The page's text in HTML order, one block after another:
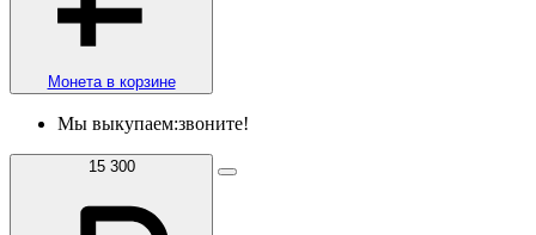
Монета в корзине
Мы выкупаем:звоните!
15 300